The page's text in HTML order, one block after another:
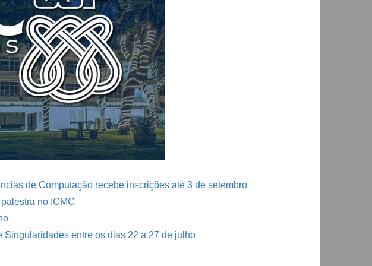
de Computação recebe inscrições até 3 de setembro
no ICMC
Singularidades entre os dias 22 a 27 de julho